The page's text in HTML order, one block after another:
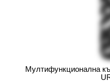
Мултифункционална